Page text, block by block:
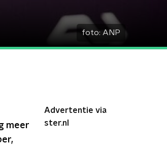
foto: ANP
meer
Advertentie via
ster.nl